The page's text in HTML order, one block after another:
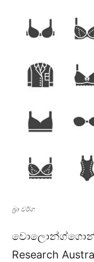
බ්‍රා වර්ග
වොලොන්ග්ගොන්ග්
Research